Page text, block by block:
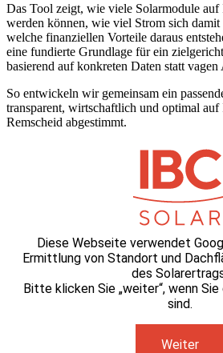
Das Tool zeigt, wie viele Solarmodule
werden können, wie viel Strom sich damit
welche finanziellen Vorteile daraus
eine fundierte Grundlage für ein
basierend auf konkreten Daten statt vagen
So entwickeln wir gemeinsam ein
transparent, wirtschaftlich und optimal
Remscheid abgestimmt.